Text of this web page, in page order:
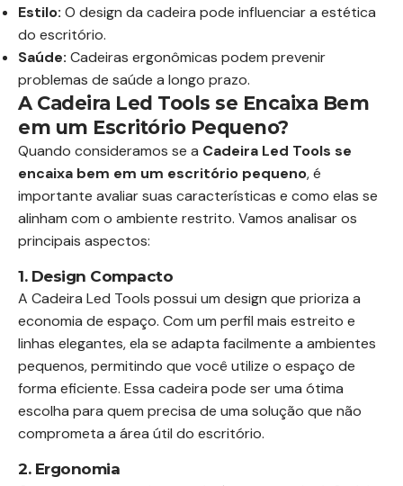
Estilo: O design da cadeira pode influenciar a estética
do escritório.
Saúde: Cadeiras ergonômicas podem prevenir
problemas de saúde a longo prazo.
A Cadeira Led Tools se Encaixa Bem
em um Escritório Pequeno?
Quando consideramos se a Cadeira Led Tools se
encaixa bem em um escritório pequeno, é
importante avaliar suas características e como elas se
alinham com o ambiente restrito. Vamos analisar os
principais aspectos:
1. Design Compacto
A Cadeira Led Tools possui um design que prioriza a
economia de espaço. Com um perfil mais estreito e
linhas elegantes, ela se adapta facilmente a ambientes
pequenos, permitindo que você utilize o espaço de
forma eficiente. Essa cadeira pode ser uma ótima
escolha para quem precisa de uma solução que não
comprometa a área útil do escritório.
2. Ergonomia